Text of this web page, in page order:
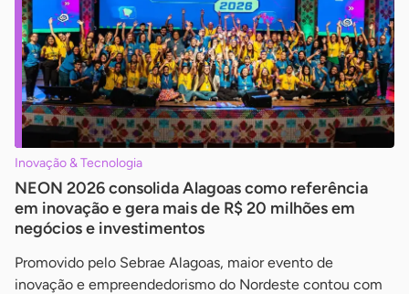
Inovação & Tecnologia
NEON 2026 consolida Alagoas como referência
em inovação e gera mais de R$ 20 milhões em
negócios e investimentos
Promovido pelo Sebrae Alagoas, maior evento de
inovação e empreendedorismo do Nordeste contou com